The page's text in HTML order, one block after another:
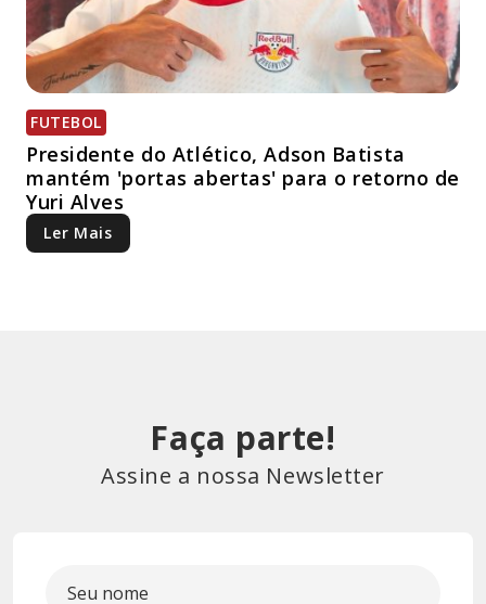
FUTEBOL
Presidente do Atlético, Adson Batista
mantém 'portas abertas' para o retorno de
Yuri Alves
Ler Mais
Faça parte!
Assine a nossa Newsletter